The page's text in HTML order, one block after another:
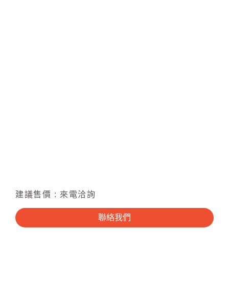
建議售價 : 來電洽詢
聯絡我們